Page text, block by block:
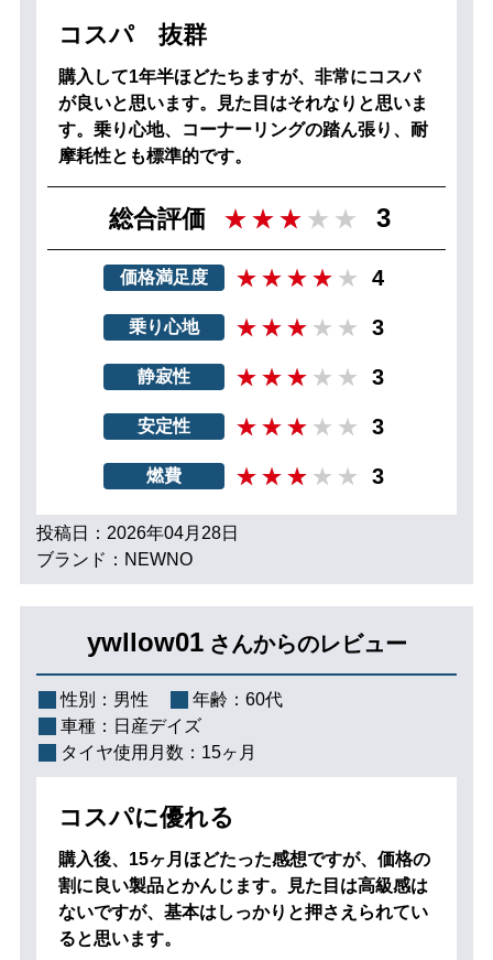
コスパ 抜群
購入して1年半ほどたちますが、非常にコスパ
が良いと思います。見た目はそれなりと思いま
す。乗り心地、コーナーリングの踏ん張り、耐
摩耗性とも標準的です。
総合評価 3
価格満足度 4
乗り心地 3
静寂性 3
安定性 3
燃費 3
投稿日：2026年04月28日
ブランド：NEWNO
ywllow01 さんからのレビュー
性別： 男性 年齢： 60代
車種： 日産デイズ
タイヤ使用月数： 15ヶ月
コスパに優れる
購入後、15ヶ月ほどたった感想ですが、価格の
割に良い製品とかんじます。見た目は高級感は
ないですが、基本はしっかりと押さえられてい
ると思います。